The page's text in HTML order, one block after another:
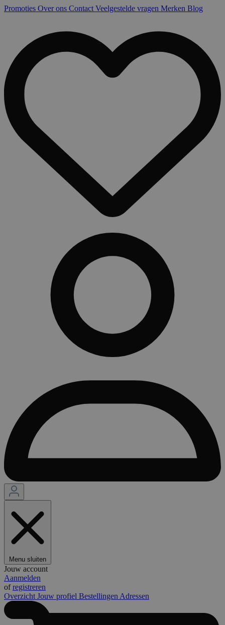
Promoties Over ons Contact Veelgestelde vragen Merken Blog
Menu sluiten
Jouw account
Aanmelden
ofregistreren
Overzicht Jouw profiel Bestellingen Adressen